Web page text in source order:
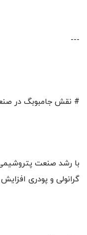
---
# نقش جامبوبگ در
با رشد صنعت
گرانولی و پودری